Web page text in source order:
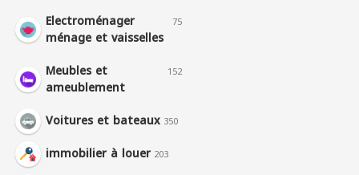
Electroménager
ménage et vaisselles
75
Meubles et
ameublement
152
Voitures et bateaux 350
immobilier à louer 203